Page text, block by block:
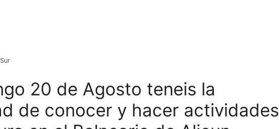
20 de Agosto teneis la
de conocer y hacer actividades